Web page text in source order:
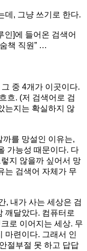
데, 그냥 쓰기로 한다.
인]에 들어온 검색어
책 직원” …
중 4개가 이곳이다.
흐. (저 검색어로 검
는지는 확실하지 않
를 망설인 이유는,
가능성 때문이다. 다
지 않을까 싶어서 망
는 검색어 자체가 무
, 내가 사는 세상은 검
깨달았다. 컴퓨터로
로 이어지는 세상. 무
마련이다. 그래서 인
절부절 못 하고 답답